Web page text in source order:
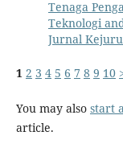
Tenaga
Teknologi
Jurnal
1 2 3 4 5 6 7 8 9 10
You may also start
article.